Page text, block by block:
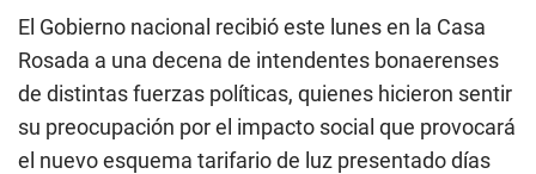
El Gobierno nacional recibió este lunes en la Casa
Rosada a una decena de intendentes bonaerenses
de distintas fuerzas políticas, quienes hicieron sentir
su preocupación por el impacto social que provocará
el nuevo esquema tarifario de luz presentado días